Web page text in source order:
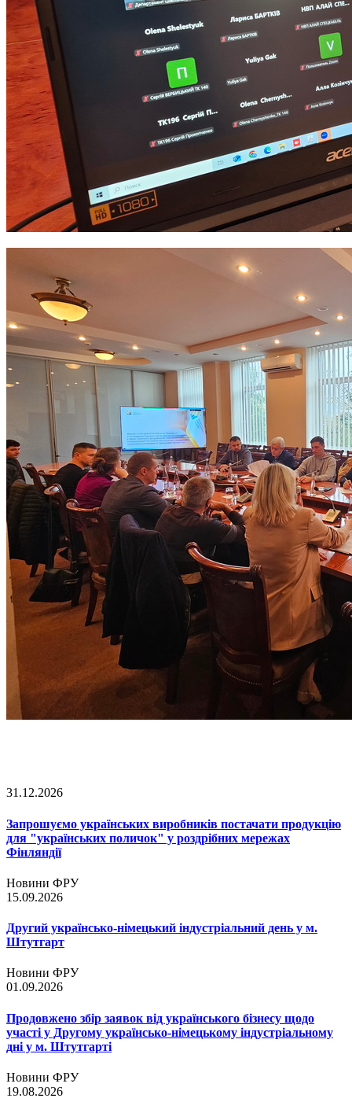
31.12.2026
Запрошуємо українських виробників постачати продукцію
для "українських поличок" у роздрібних мережах
Фінляндії
Новини ФРУ
15.09.2026
Другий українсько-німецький індустріальний день у м.
Штутгарт
Новини ФРУ
01.09.2026
Продовжено збір заявок від українського бізнесу щодо
участі у Другому українсько-німецькому індустріальному
дні у м. Штутгарті
Новини ФРУ
19.08.2026